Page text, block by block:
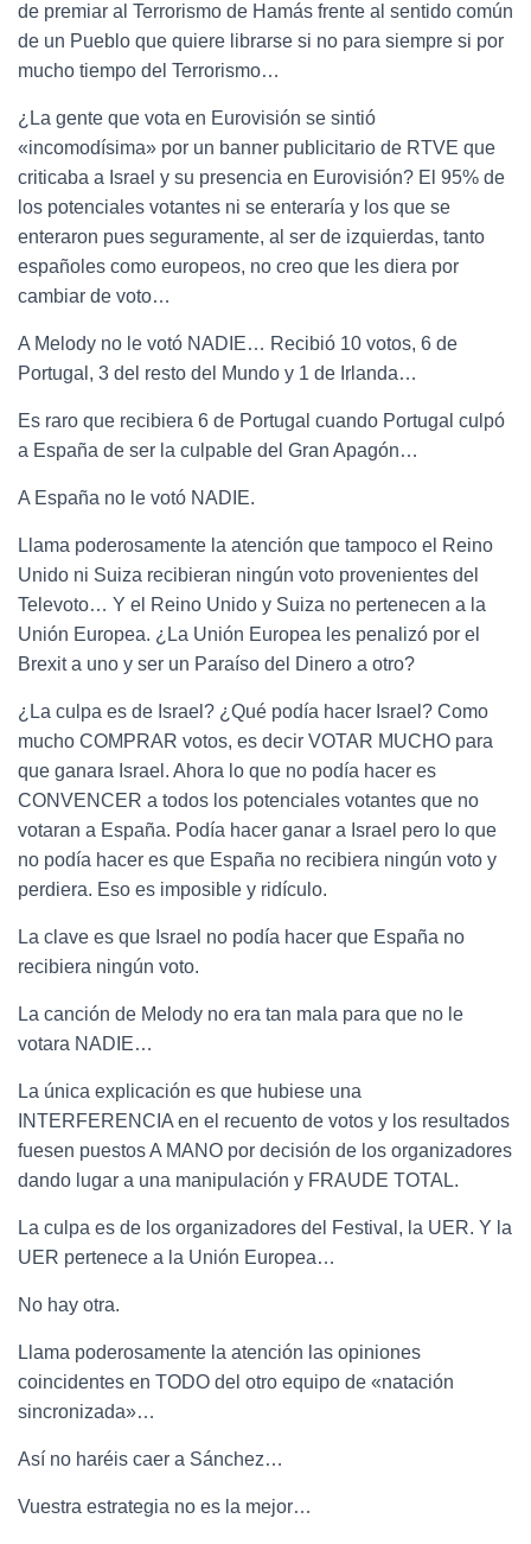
de premiar al Terrorismo de Hamás frente al sentido común
de un Pueblo que quiere librarse si no para siempre si por
mucho tiempo del Terrorismo…
¿La gente que vota en Eurovisión se sintió
«incomodísima» por un banner publicitario de RTVE que
criticaba a Israel y su presencia en Eurovisión? El 95% de
los potenciales votantes ni se enteraría y los que se
enteraron pues seguramente, al ser de izquierdas, tanto
españoles como europeos, no creo que les diera por
cambiar de voto…
A Melody no le votó NADIE… Recibió 10 votos, 6 de
Portugal, 3 del resto del Mundo y 1 de Irlanda…
Es raro que recibiera 6 de Portugal cuando Portugal culpó
a España de ser la culpable del Gran Apagón…
A España no le votó NADIE.
Llama poderosamente la atención que tampoco el Reino
Unido ni Suiza recibieran ningún voto provenientes del
Televoto… Y el Reino Unido y Suiza no pertenecen a la
Unión Europea. ¿La Unión Europea les penalizó por el
Brexit a uno y ser un Paraíso del Dinero a otro?
¿La culpa es de Israel? ¿Qué podía hacer Israel? Como
mucho COMPRAR votos, es decir VOTAR MUCHO para
que ganara Israel. Ahora lo que no podía hacer es
CONVENCER a todos los potenciales votantes que no
votaran a España. Podía hacer ganar a Israel pero lo que
no podía hacer es que España no recibiera ningún voto y
perdiera. Eso es imposible y ridículo.
La clave es que Israel no podía hacer que España no
recibiera ningún voto.
La canción de Melody no era tan mala para que no le
votara NADIE…
La única explicación es que hubiese una
INTERFERENCIA en el recuento de votos y los resultados
fuesen puestos A MANO por decisión de los organizadores
dando lugar a una manipulación y FRAUDE TOTAL.
La culpa es de los organizadores del Festival, la UER. Y la
UER pertenece a la Unión Europea…
No hay otra.
Llama poderosamente la atención las opiniones
coincidentes en TODO del otro equipo de «natación
sincronizada»…
Así no haréis caer a Sánchez…
Vuestra estrategia no es la mejor…